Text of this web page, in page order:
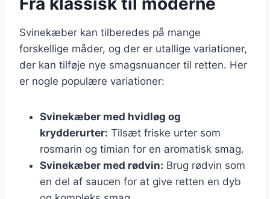
Svinekæber kan tilberedes på mange
forskellige måder, og der er utallige variationer,
der kan tilføje nye smagsnuancer til retten. Her
er nogle populære variationer:
Svinekæber med hvidløg og
krydderurter: Tilsæt friske urter som
rosmarin og timian for en aromatisk smag.
Svinekæber med rødvin: Brug rødvin som
en del af saucen for at give retten en dyb